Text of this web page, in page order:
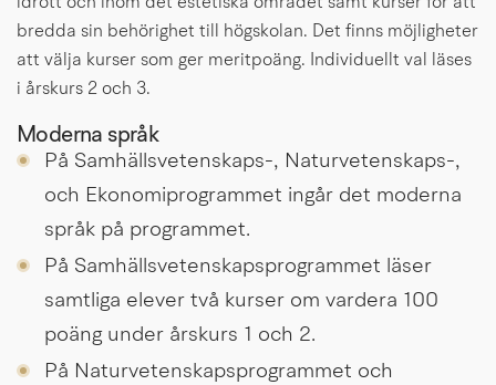
bredda sin behörighet till högskolan. Det finns möjligheter
att välja kurser som ger meritpoäng. Individuellt val läses
i årskurs 2 och 3.
Moderna språk
På Samhällsvetenskaps-, Naturvetenskaps-,
och Ekonomiprogrammet ingår det moderna
språk på programmet.
På Samhällsvetenskapsprogrammet läser
samtliga elever två kurser om vardera 100
poäng under årskurs 1 och 2.
På Naturvetenskapsprogrammet och